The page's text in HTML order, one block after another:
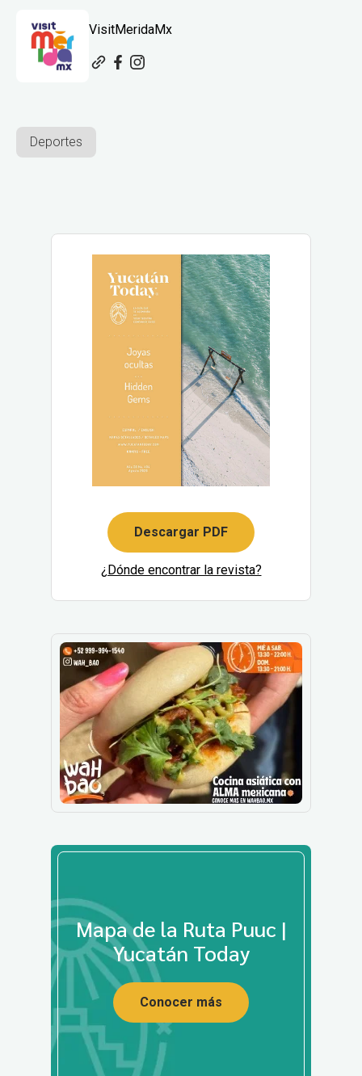
VisitMeridaMx
Deportes
Descargar PDF
¿Dónde encontrar la revista?
Mapa de la Ruta Puuc |
Yucatán Today
Conocer más